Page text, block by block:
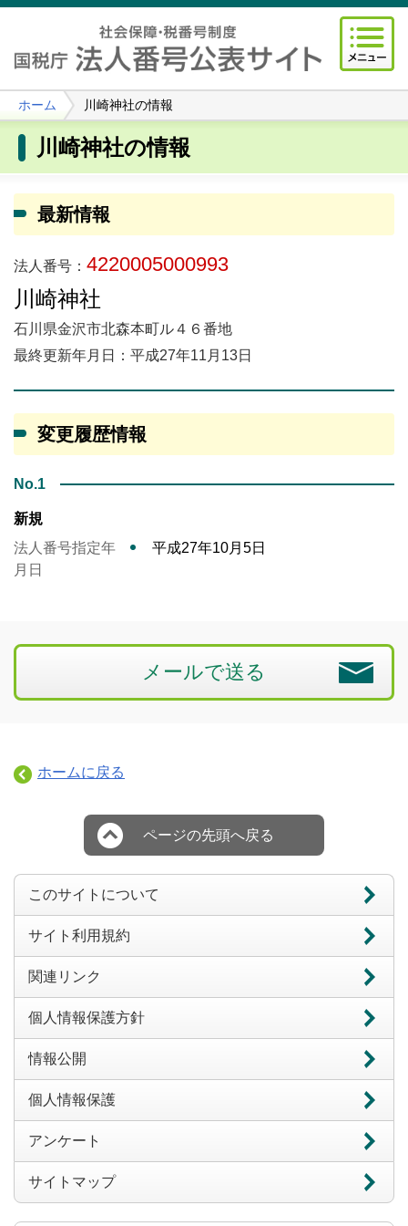
ホーム 川崎神社の情報
川崎神社の情報
最新情報
法人番号： 4220005000993
川崎神社
石川県金沢市北森本町ル４６番地
最終更新年月日：平成27年11月13日
変更履歴情報
No.1
新規
法人番号指定年
月日
平成27年10月5日
メールで送る
ホームに戻る
ページの先頭へ戻る
このサイトについて
サイト利用規約
関連リンク
個人情報保護方針
情報公開
個人情報保護
アンケート
サイトマップ